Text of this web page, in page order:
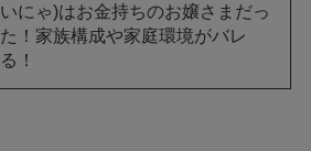
いにゃ)はお金持ちのお嬢さまだっ
た！家族構成や家庭環境がバレ
る！